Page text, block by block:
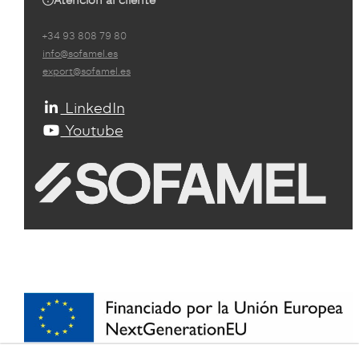
+34 93 808 79 80
info@sofamel.es
export@sofamel.es
LinkedIn
Youtube